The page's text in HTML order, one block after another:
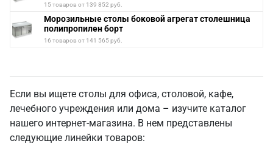
15 товаров от 139 852 руб.
Морозильные столы боковой агрегат столешница
полипропилен борт
16 товаров от 141 565 руб.
Если вы ищете столы для офиса, столовой, кафе,
лечебного учреждения или дома – изучите каталог
нашего интернет-магазина. В нем представлены
следующие линейки товаров: